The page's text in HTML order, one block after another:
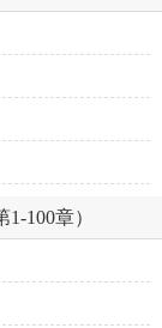
100章）